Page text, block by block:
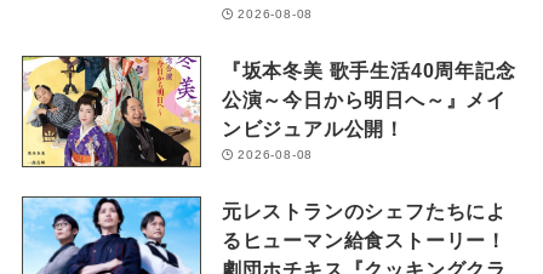
2026-08-08
『坂本冬美 歌手生活40周年記念
公演～今日から明日へ～』メイ
ンビジュアル公開！
2026-08-08
元レストランのシェフたちによ
るヒューマン給食ストーリー！
劇団ホチキス『クッキングクラ